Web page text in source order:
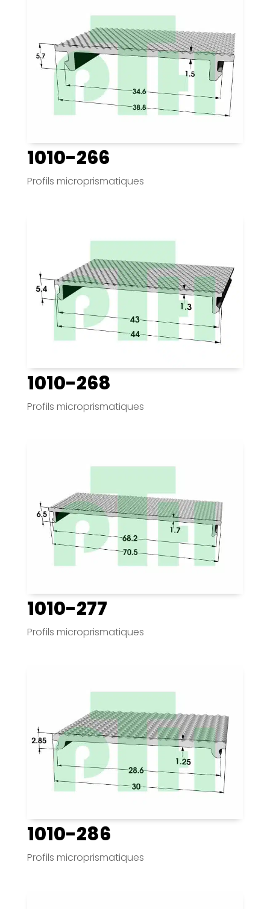
1010-266
Profils microprismatiques
1010-268
Profils microprismatiques
1010-277
Profils microprismatiques
1010-286
Profils microprismatiques